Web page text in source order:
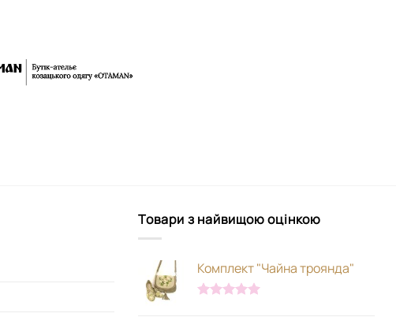
Товари з найвищою оцінкою
Комплект "Чайна троянда"